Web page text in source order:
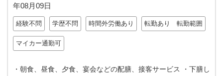
年08月09日
経験不問 学歴不問 時間外労働あり 転勤あり 転勤範囲
マイカー通勤可
・朝食、昼食、夕食、宴会などの配膳、接客サービス ・下膳し